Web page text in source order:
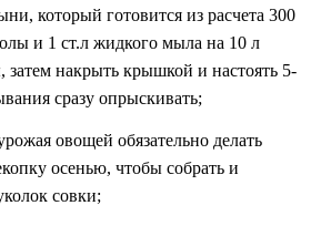
который готовится из расчета 300
и 1 ст.л жидкого мыла на 10 л
накрыть крышкой и настоять 5-
сразу опрыскивать;
овощей обязательно делать
осенью, чтобы собрать и
совки;